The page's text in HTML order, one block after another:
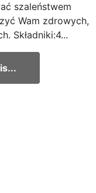
szaleństwem
Wam zdrowych,
Składniki:4...